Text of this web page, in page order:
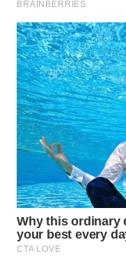
WN
TANGERANG
WN
BINJAI
WN
CIREBON
WN
INDRAMAYU
WN
KUNINGAN